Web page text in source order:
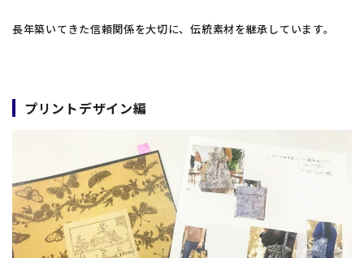
長年築いてきた信頼関係を大切に、伝統素材を継承しています。
プリントデザイン編